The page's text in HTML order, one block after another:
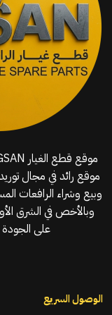
موقع رائد في مجال
وبيع وشراء الرافعات
وبالأخص في الشرق
على
الوصول السريع